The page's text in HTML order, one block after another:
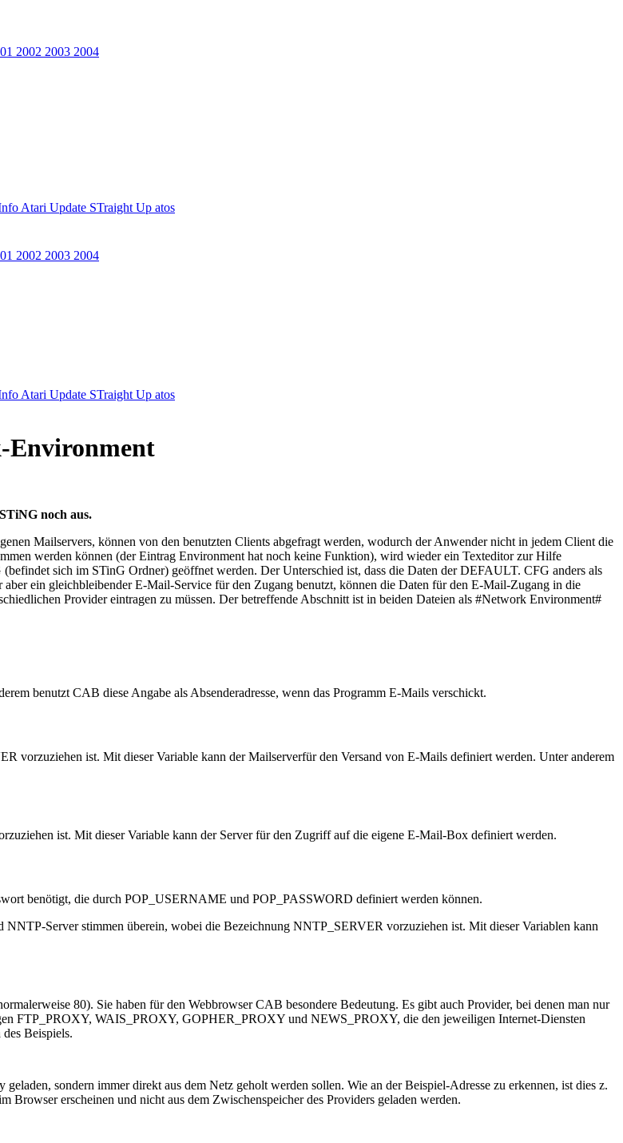
2002 2003 2004
Atari Update STraight Up atos
2002 2003 2004
Atari Update STraight Up atos
Environment
noch aus.
Mailservers, können von den benutzten Clients abgefragt werden, wodurch der Anwender nicht in jedem Client die
werden können (der Eintrag Environment hat noch keine Funktion), wird wieder ein Texteditor zur Hilfe
sich im STinG Ordner) geöffnet werden. Der Unterschied ist, dass die Daten der DEFAULT. CFG anders als
ein gleichbleibender E-Mail-Service für den Zugang benutzt, können die Daten für den E-Mail-Zugang in die
Provider eintragen zu müssen. Der betreffende Abschnitt ist in beiden Dateien als #Network Environment#
benutzt CAB diese Angabe als Absenderadresse, wenn das Programm E-Mails verschickt.
vorzuziehen ist. Mit dieser Variable kann der Mailserverfür den Versand von E-Mails definiert werden. Unter anderem
ist. Mit dieser Variable kann der Server für den Zugriff auf die eigene E-Mail-Box definiert werden.
benötigt, die durch POP_USERNAME und POP_PASSWORD definiert werden können.
Server stimmen überein, wobei die Bezeichnung NNTP_SERVER vorzuziehen ist. Mit dieser Variablen kann
80). Sie haben für den Webbrowser CAB besondere Bedeutung. Es gibt auch Provider, bei denen man nur
FTP_PROXY, WAIS_PROXY, GOPHER_PROXY und NEWS_PROXY, die den jeweiligen Internet-Diensten
Beispiels.
sondern immer direkt aus dem Netz geholt werden sollen. Wie an der Beispiel-Adresse zu erkennen, ist dies z.
erscheinen und nicht aus dem Zwischenspeicher des Providers geladen werden.